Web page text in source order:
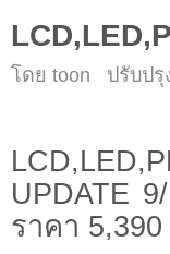
โดย toon ปรับปรุ
UPDATE
ราคา